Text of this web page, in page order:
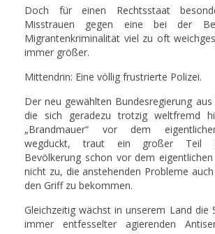
Doch für einen Rechtsstaat
Misstrauen gegen eine bei der
Migrantenkriminalität viel zu oft
immer größer.
Mittendrin: Eine völlig frustrierte Polizei.
Der neu gewählten Bundesregierung
die sich geradezu trotzig weltfremd
„Brandmauer“ vor dem
wegduckt, traut ein großer Teil
Bevölkerung schon vor dem
nicht zu, die anstehenden Probleme
den Griff zu bekommen.
Gleichzeitig wächst in unserem Land die
immer entfesselter agierenden